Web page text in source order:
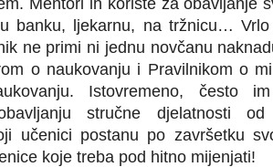
Mentori ih koriste za obavljanje
banku, ljekarnu, na tržnicu…
ne primi ni jednu novčanu
o naukovanju i Pravilnikom o
Istovremeno, često
stručne djelatnosti
učenici postanu po završetku
koje treba pod hitno mijenjati!